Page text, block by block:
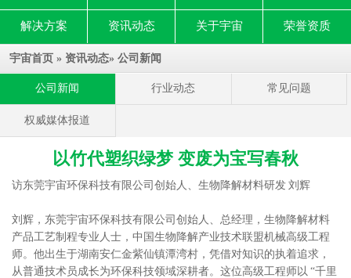
解决方案 资讯动态 关于宇宙 荣誉资质
宇宙首页 » 资讯动态» 公司新闻
公司新闻 行业动态 常见问题
权威媒体报道
以竹代塑织绿梦 变废为宝写春秋
访东莞宇宙环保科技有限公司创始人、生物降解材料研发 刘辉
刘辉，东莞宇宙环保科技有限公司创始人、总经理，生物降解材料
产品工艺制程专业人士，中国生物降解产业技术联盟机械高级工程
师。他出生于湖南安仁金紫仙镇潭湾村，凭借对知识的执着追求，
从普通技术员成长为环保科技领域深耕者。这位高级工程师以 “千里